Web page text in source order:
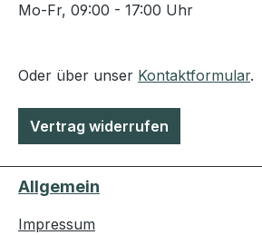
Mo-Fr, 09:00 - 17:00 Uhr
Oder über unser Kontaktformular.
Vertrag widerrufen
Allgemein
Impressum